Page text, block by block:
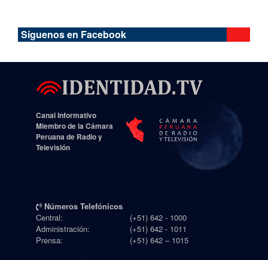
Síguenos en Facebook
Canal Informativo
Miembro de la Cámara
Peruana de Radio y
Televisión
Números Telefónicos
Central:
(+51) 642 - 1000
Administración:
(+51) 642 - 1011
Prensa:
(+51) 642 – 1015